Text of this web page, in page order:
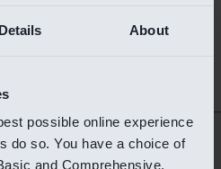
Details About
possible online experience
do so. You have a choice of
and Comprehensive.
pagina